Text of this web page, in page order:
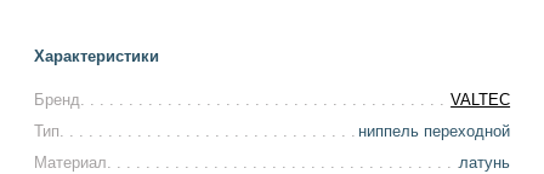
Характеристики
Бренд
VALTEC
Тип
ниппель переходной
Материал
латунь